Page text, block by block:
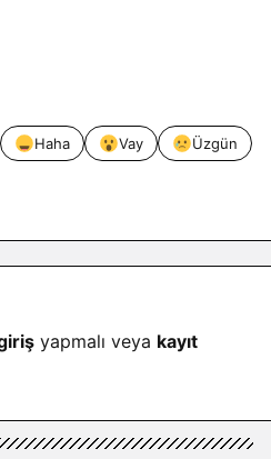
Haha Vay
Üzgün
yapmalı veya kayıt